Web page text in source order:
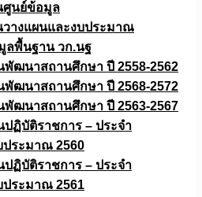
ศูนย์ข้อมูล
วางแผนและงบประมาณ
ลพื้นฐาน วก.นฐ
พัฒนาสถานศึกษา ปี 2558-2562
พัฒนาสถานศึกษา ปี 2568-2572
พัฒนาสถานศึกษา ปี 2563-2567
ปฏิบัติราชการ – ประจำ
ประมาณ 2560
ปฏิบัติราชการ – ประจำ
ประมาณ 2561